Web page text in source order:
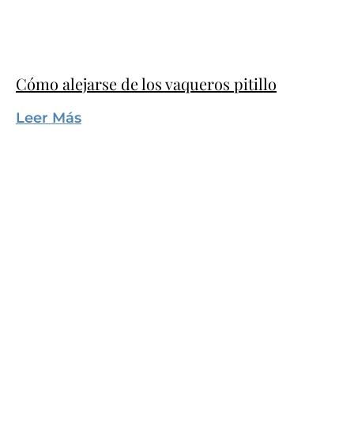
Cómo alejarse de los vaqueros pitillo
Leer Más